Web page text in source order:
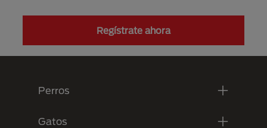
Regístrate ahora
Perros
Gatos